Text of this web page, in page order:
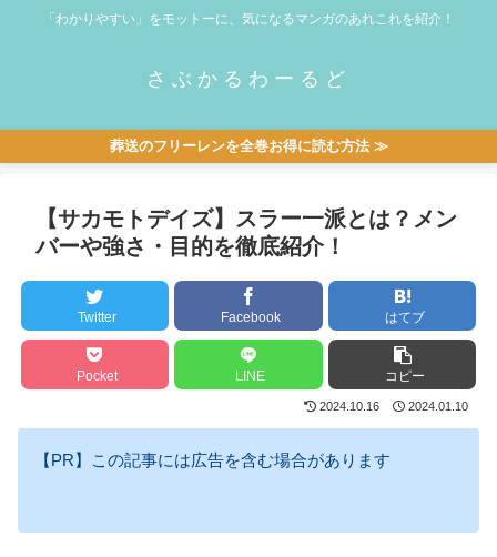
「わかりやすい」をモットーに、気になるマンガのあれこれを紹介！
さぶかるわーるど
葬送のフリーレンを全巻お得に読む方法 ≫
【サカモトデイズ】スラー一派とは？メン
バーや強さ・目的を徹底紹介！
Twitter Facebook はてブ
Pocket LINE コピー
2024.10.16 2024.01.10
【PR】この記事には広告を含む場合があります